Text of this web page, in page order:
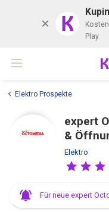
K
Play
Elektro Prospekte
expert
&
Elektro
Für neue expert